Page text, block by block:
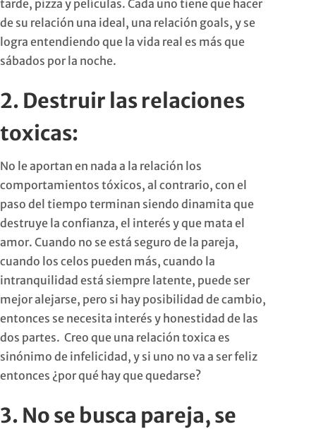
tarde, pizza y películas. Cada uno tiene que hacer
de su relación una ideal, una relación goals, y se
logra entendiendo que la vida real es más que
sábados por la noche.
2. Destruir las relaciones
toxicas:
No le aportan en nada a la relación los
comportamientos tóxicos, al contrario, con el
paso del tiempo terminan siendo dinamita que
destruye la confianza, el interés y que mata el
amor. Cuando no se está seguro de la pareja,
cuando los celos pueden más, cuando la
intranquilidad está siempre latente, puede ser
mejor alejarse, pero si hay posibilidad de cambio,
entonces se necesita interés y honestidad de las
dos partes. Creo que una relación toxica es
sinónimo de infelicidad, y si uno no va a ser feliz
entonces ¿por qué hay que quedarse?
3. No se busca pareja, se